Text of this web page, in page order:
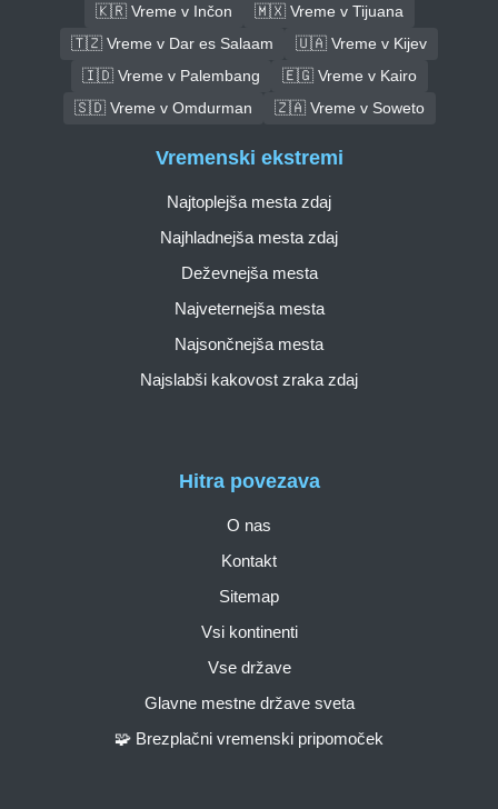
🇰🇷 Vreme v Inčon
🇲🇽 Vreme v Tijuana
🇹🇿 Vreme v Dar es Salaam
🇺🇦 Vreme v Kijev
🇮🇩 Vreme v Palembang
🇪🇬 Vreme v Kairo
🇸🇩 Vreme v Omdurman
🇿🇦 Vreme v Soweto
Hitra povezava
O nas
Kontakt
Sitemap
Vsi kontinenti
Vse države
Glavne mestne države sveta
🧩 Brezplačni vremenski pripomoček
Vremenski ekstremi
Najtoplejša mesta zdaj
Najhladnejša mesta zdaj
Deževnejša mesta
Najveternejša mesta
Najsončnejša mesta
Najslabši kakovost zraka zdaj